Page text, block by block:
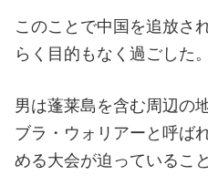
このことで中国を追放さ
らく目的もなく過ごした。
男は蓬莱島を含む周辺の
ブラ・ウォリアーと呼ば
める大会が迫っているこ